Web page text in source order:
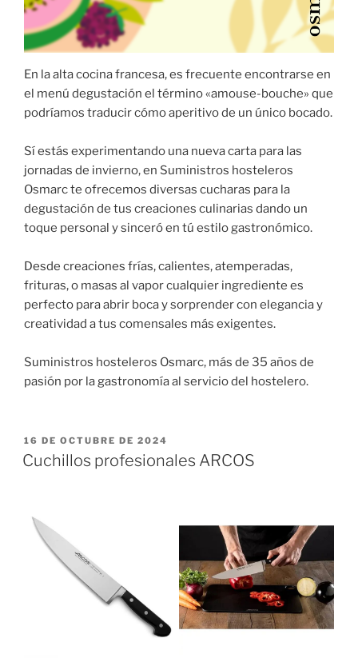
En la alta cocina francesa, es frecuente encontrarse en
el menú degustación el término «amouse-bouche» que
podríamos traducir cómo aperitivo de un único bocado.
Sí estás experimentando una nueva carta para las
jornadas de invierno, en Suministros hosteleros
Osmarc te ofrecemos diversas cucharas para la
degustación de tus creaciones culinarias dando un
toque personal y sinceró en tú estilo gastronómico.
Desde creaciones frías, calientes, atemperadas,
frituras, o masas al vapor cualquier ingrediente es
perfecto para abrir boca y sorprender con elegancia y
creatividad a tus comensales más exigentes.
Suministros hosteleros Osmarc, más de 35 años de
pasión por la gastronomía al servicio del hostelero.
PUBLICADO
EL
16 DE OCTUBRE DE 2024
Cuchillos profesionales ARCOS